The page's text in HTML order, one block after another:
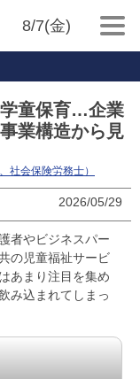
8/7(金)
学童保育…企業
業構造から見
社会保険労務士）
2026/05/29
者やビジネスパー
の児童福祉サービ
あまり注目を集め
み込まれてしまっ